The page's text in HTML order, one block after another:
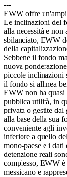
---
EWW offre
Le inclinazioni del
alla necessità e non
sbilanciato, EWW
della
Sebbene il fondo
nuova
piccole inclinazioni
il fondo si allinea
EWW non ha quasi
pubblica utilità, in
privata o gestite
alla base della sua
conveniente agli
inferiore a quello
mono-paese e i dati
detenzione reali
complesso, EWW
messicano e